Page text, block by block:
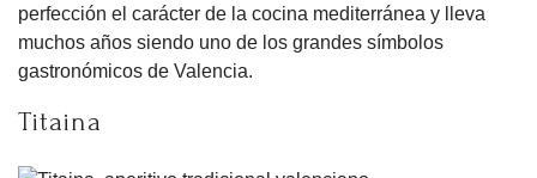
perfección el carácter de la cocina mediterránea y lleva
muchos años siendo uno de los grandes símbolos
gastronómicos de Valencia.
Titaina